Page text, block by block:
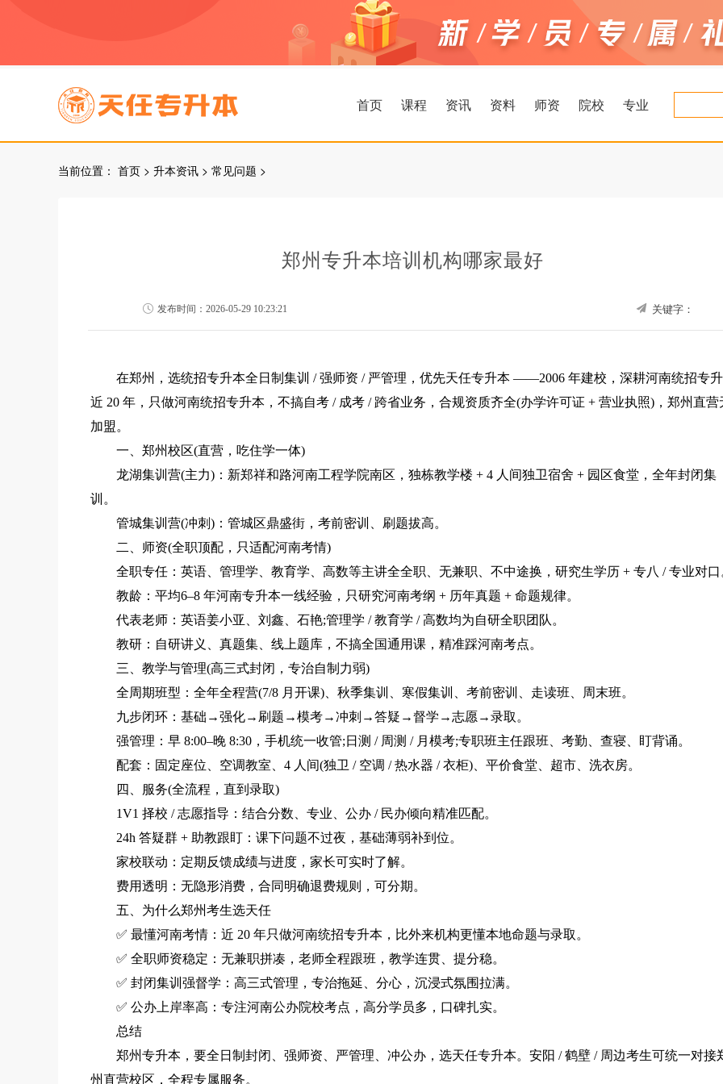
首页 课程 资讯 资料 师资 院校 专业
当前位置： 首页 > 升本资讯 > 常见问题 >
郑州专升本培训机构哪家最好
发布时间：2026-05-29 10:23:21 关键字：
在郑州，选统招专升本全日制集训 / 强师资 / 严管理，优先天任专升本 ——2006 年建校，深耕河南统招专
近 20 年，只做河南统招专升本，不搞自考 / 成考 / 跨省业务，合规资质齐全(办学许可证 + 营业执照)，郑州直营
加盟。
一、郑州校区(直营，吃住学一体)
龙湖集训营(主力)：新郑祥和路河南工程学院南区，独栋教学楼 + 4 人间独卫宿舍 + 园区食堂，全年封闭集
训。
管城集训营(冲刺)：管城区鼎盛街，考前密训、刷题拔高。
二、师资(全职顶配，只适配河南考情)
全职专任：英语、管理学、教育学、高数等主讲全全职、无兼职、不中途换，研究生学历 + 专八 / 专业对口
教龄：平均6–8 年河南专升本一线经验，只研究河南考纲 + 历年真题 + 命题规律。
代表老师：英语姜小亚、刘鑫、石艳;管理学 / 教育学 / 高数均为自研全职团队。
教研：自研讲义、真题集、线上题库，不搞全国通用课，精准踩河南考点。
三、教学与管理(高三式封闭，专治自制力弱)
全周期班型：全年全程营(7/8 月开课)、秋季集训、寒假集训、考前密训、走读班、周末班。
九步闭环：基础→强化→刷题→模考→冲刺→答疑→督学→志愿→录取。
强管理：早 8:00–晚 8:30，手机统一收管;日测 / 周测 / 月模考;专职班主任跟班、考勤、查寝、盯背诵。
配套：固定座位、空调教室、4 人间(独卫 / 空调 / 热水器 / 衣柜)、平价食堂、超市、洗衣房。
四、服务(全流程，直到录取)
1V1 择校 / 志愿指导：结合分数、专业、公办 / 民办倾向精准匹配。
24h 答疑群 + 助教跟盯：课下问题不过夜，基础薄弱补到位。
家校联动：定期反馈成绩与进度，家长可实时了解。
费用透明：无隐形消费，合同明确退费规则，可分期。
五、为什么郑州考生选天任
✅ 最懂河南考情：近 20 年只做河南统招专升本，比外来机构更懂本地命题与录取。
✅ 全职师资稳定：无兼职拼凑，老师全程跟班，教学连贯、提分稳。
✅ 封闭集训强督学：高三式管理，专治拖延、分心，沉浸式氛围拉满。
✅ 公办上岸率高：专注河南公办院校考点，高分学员多，口碑扎实。
总结
郑州专升本，要全日制封闭、强师资、严管理、冲公办，选天任专升本。安阳 / 鹤壁 / 周边考生可统一对接
州直营校区，全程专属服务。